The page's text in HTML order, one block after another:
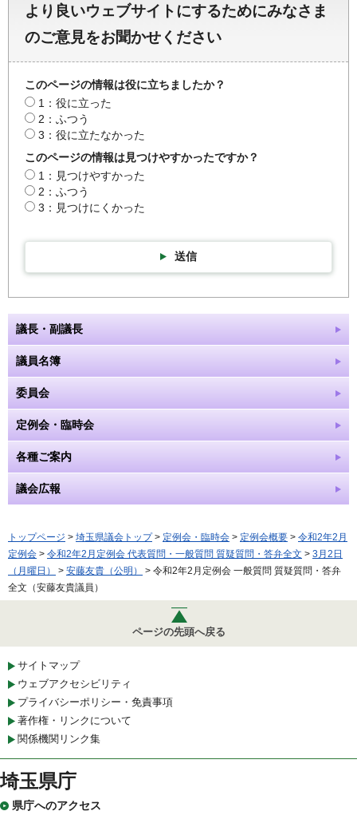
より良いウェブサイトにするためにみなさま
のご意見をお聞かせください
このページの情報は役に立ちましたか？
1：役に立った
2：ふつう
3：役に立たなかった
このページの情報は見つけやすかったですか？
1：見つけやすかった
2：ふつう
3：見つけにくかった
送信
議長・副議長
議員名簿
委員会
定例会・臨時会
各種ご案内
議会広報
トップページ > 埼玉県議会トップ> 定例会・臨時会 > 定例会概要 > 令和2年2月
定例会 > 令和2年2月定例会 代表質問・一般質問 質疑質問・答弁全文 > 3月2日
（月曜日）
> 安藤友貴（公明）
> 令和2年2月定例会 一般質問 質疑質問・答弁
全文（安藤友貴議員）
ページの先頭へ戻る
サイトマップ
ウェブアクセシビリティ
プライバシーポリシー・免責事項
著作権・リンクについて
関係機関リンク集
埼玉県庁
県庁へのアクセス